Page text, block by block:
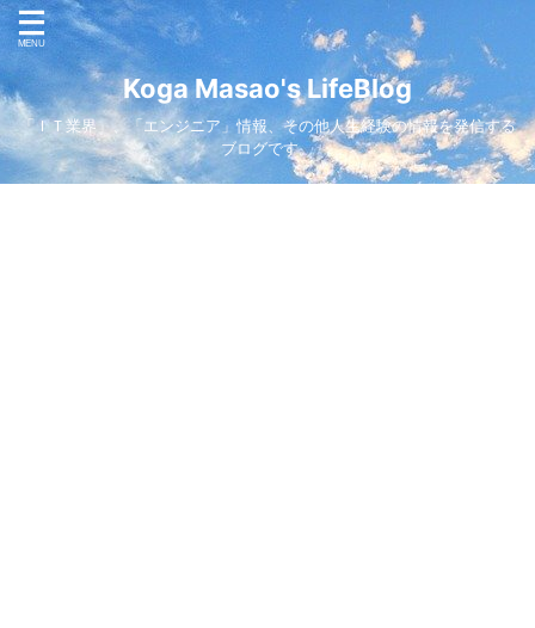
Koga Masao's LifeBlog
「ＩＴ業界」、「エンジニア」情報、その他人生経験の情報を発信する
ブログです。